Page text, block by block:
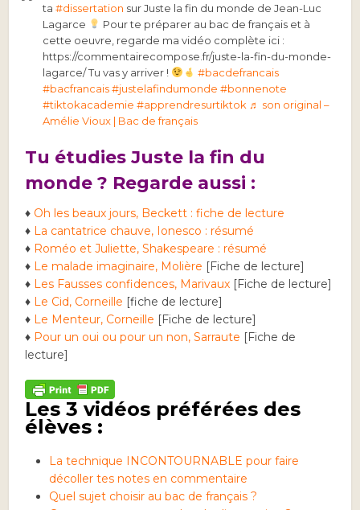
ta#dissertation sur Juste la fin du monde de Jean-Luc
Lagarce
Pour te préparer au bac de français et à
cette oeuvre, regarde ma vidéo complète ici :
https://commentairecompose.fr/juste-la-fin-du-monde-
lagarce/ Tu vas y arriver !
#bacdefrancais
#bacfrancais #justelafindumonde #bonnenote
#tiktokacademie #apprendresurtiktok ♬ son original –
Amélie Vioux | Bac de français
Tu étudies Juste la fin du
monde ? Regarde aussi :
♦ Oh les beaux jours, Beckett : fiche de lecture
♦ La cantatrice chauve, Ionesco : résumé
♦ Roméo et Juliette, Shakespeare : résumé
♦ Le malade imaginaire, Molière [Fiche de lecture]
♦ Les Fausses confidences, Marivaux [Fiche de lecture]
♦ Le Cid, Corneille [fiche de lecture]
♦ Le Menteur, Corneille [Fiche de lecture]
♦ Pour un oui ou pour un non, Sarraute [Fiche de
lecture]
Les 3 vidéos préférées des
élèves :
La technique INCONTOURNABLE pour faire
décoller tes notes en commentaire
Quel sujet choisir au bac de français ?